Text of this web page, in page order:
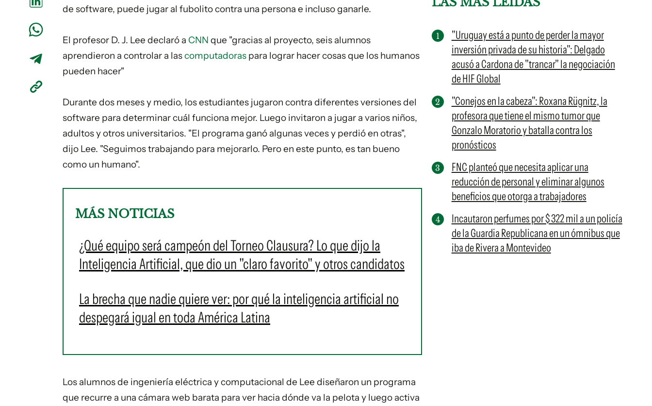
de software, puede jugar al fubolito contra una persona e incluso ganarle.
El profesor D. J. Lee declaró a CNN que "gracias al proyecto, seis alumnos
aprendieron a controlar a lascomputadoras para lograr hacer cosas que los humanos
pueden hacer"
Durante dos meses y medio, los estudiantes jugaron contra diferentes versiones del
software para determinar cuál funciona mejor. Luego invitaron a jugar a varios niños,
adultos y otros universitarios. "El programa ganó algunas veces y perdió en otras",
dijo Lee. "Seguimos trabajando para mejorarlo. Pero en este punto, es tan bueno
como un humano".
MÁS NOTICIAS
¿Qué equipo será campeón del Torneo Clausura? Lo que dijo la
Inteligencia Artificial, que dio un "claro favorito" y otros candidatos
La brecha que nadie quiere ver: por qué la inteligencia artificial no
despegará igual en toda América Latina
Los alumnos de ingeniería eléctrica y computacional de Lee diseñaron un programa
que recurre a una cámara web barata para ver hacia dónde va la pelota y luego activa
"Uruguay está a punto de perder la mayor
inversión privada de su historia": Delgado
acusó a Cardona de "trancar" la negociación
de HIF Global
"Conejos en la cabeza": Roxana Rügnitz, la
profesora que tiene el mismo tumor que
Gonzalo Moratorio y batalla contra los
pronósticos
FNC planteó que necesita aplicar una
reducción de personal y eliminar algunos
beneficios que otorga a trabajadores
Incautaron perfumes por $ 322 mil a un policía
de la Guardia Republicana en un ómnibus que
iba de Rivera a Montevideo